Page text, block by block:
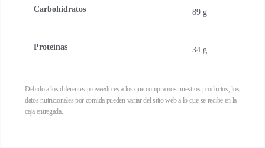
Carbohidratos 89 g
Proteínas 34 g
Debido a los diferentes proveedores a los que compramos nuestros productos, los
datos nutricionales por comida pueden variar del sitio web a lo que se recibe en la
caja entregada.